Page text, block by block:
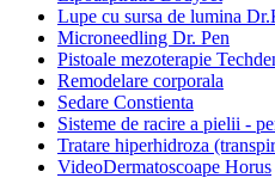
Lupe cu sursa de lumina
Microneedling Dr. Pen
Pistoale mezoterapie
Remodelare corporala
Sedare Constienta
Sisteme de racire a pielii -
Tratare hiperhidroza
VideoDermatoscoape Horus